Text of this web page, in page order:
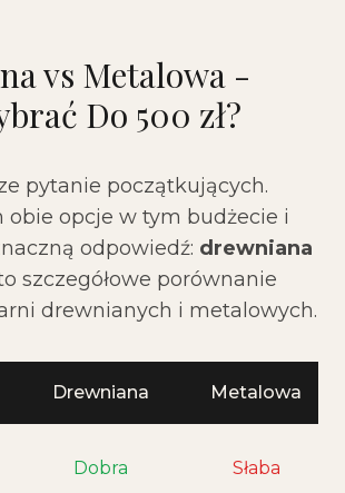
vs Metalowa -
Do 500 zł?
pytanie początkujących.
obie opcje w tym budżecie i
odpowiedź: drewniana
szczegółowe porównanie
drewnianych i metalowych.
Drewniana Metalowa
Dobra Słaba